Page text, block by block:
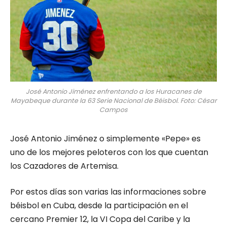
José Antonio Jiménez enfrentando a los Huracanes de
Mayabeque durante la 63 Serie Nacional de Béisbol. Foto: César
Campos
José Antonio Jiménez o simplemente «Pepe» es
uno de los mejores peloteros con los que cuentan
los Cazadores de Artemisa.
Por estos días son varias las informaciones sobre
béisbol en Cuba, desde la participación en el
cercano Premier 12, la VI Copa del Caribe y la